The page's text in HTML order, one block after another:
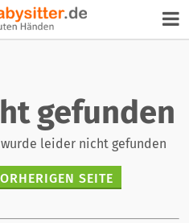
gefunden
leider nicht gefunden
SEITE